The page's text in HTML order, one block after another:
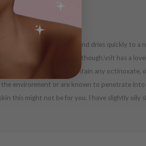
smoothly without pilling and dries quickly to a
know about darker skin though.\nIt has a
sunscreen doesn't contain any octinoxate,
environment or are known to penetrate into
this might not be for you. I have slightly oily